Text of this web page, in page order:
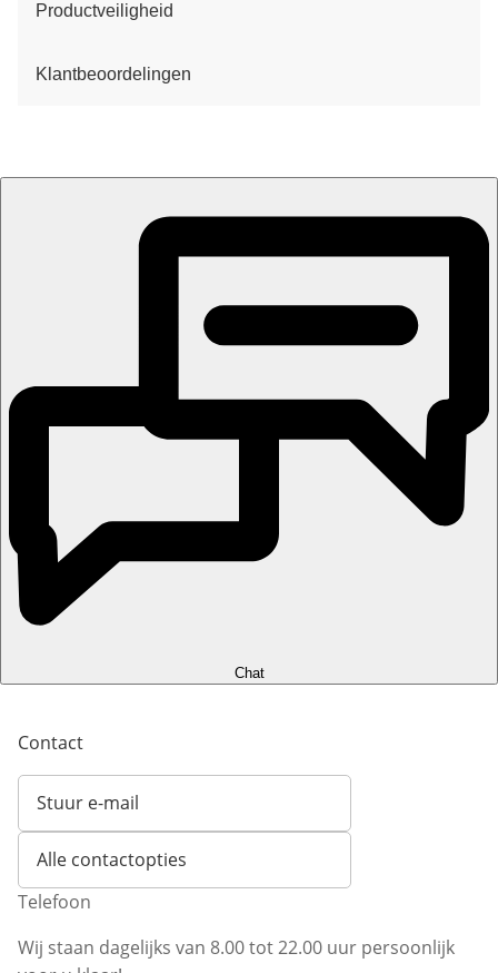
Productveiligheid
Klantbeoordelingen
Chat
Contact
Stuur e-mail
Opent e-mailclient
Alle contactopties
Telefoon
Wij staan dagelijks van 8.00 tot 22.00 uur persoonlijk